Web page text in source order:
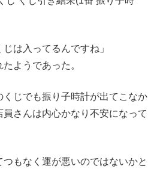
は入ってるんですね」
ようであった。
じでも振り子時計が出てこなか
さんは内心かなり不安になって
もなく運が悪いのではないかと